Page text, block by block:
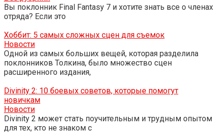
Вы поклонник Final Fantasy 7 и хотите знать все о членах
отряда? Если это
Хоббит: 5 самых сложных сцен для съемок
Новости
Одной из самых больших вещей, которая разделила
поклонников Толкина, было множество сцен
расширенного издания,
Divinity 2: 10 боевых советов, которые помогут
новичкам
Новости
Divinity 2 может стать поучительным и трудным опытом
для тех, кто не знаком с